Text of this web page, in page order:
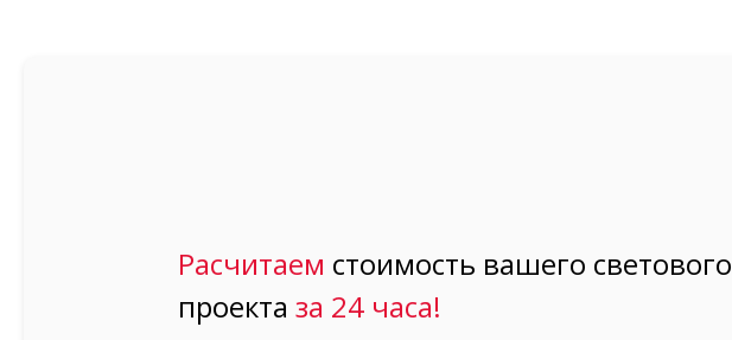
Расчитаем стоимость вашего светового
проектаза 24 часа!